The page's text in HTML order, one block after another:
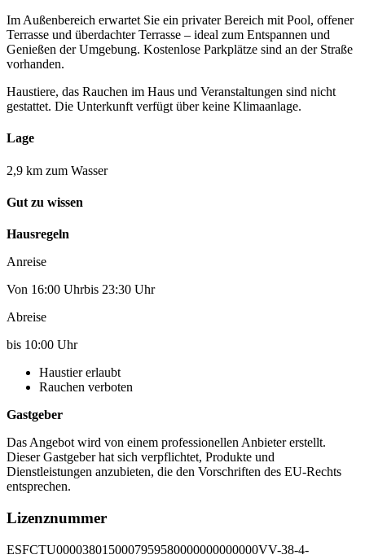
Im Außenbereich erwartet Sie ein privater Bereich mit Pool, offener
Terrasse und überdachter Terrasse – ideal zum Entspannen und
Genießen der Umgebung. Kostenlose Parkplätze sind an der Straße
vorhanden.
Haustiere, das Rauchen im Haus und Veranstaltungen sind nicht
gestattet. Die Unterkunft verfügt über keine Klimaanlage.
Lage
2,9 km zum Wasser
Gut zu wissen
Hausregeln
Anreise
Von 16:00 Uhrbis 23:30 Uhr
Abreise
bis 10:00 Uhr
Haustier erlaubt
Rauchen verboten
Gastgeber
Das Angebot wird von einem professionellen Anbieter erstellt.
Dieser Gastgeber hat sich verpflichtet, Produkte und
Dienstleistungen anzubieten, die den Vorschriften des EU-Rechts
entsprechen.
Lizenznummer
ESFCTU0000380150007959580000000000000VV-38-4-